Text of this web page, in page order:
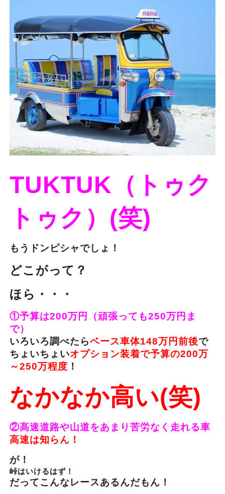
TUKTUK（トゥク
トゥク）(笑)
もうドンピシャでしょ！
どこがって？
ほら・・・
①予算は200万円（頑張っても250万円ま
で）
いろいろ調べたらベース車体148万円前後で
ちょいちょいオプション装着で予算の200万
～250万程度 ！
なかなか高い(笑)
②高速道路や山道をあまり苦労なく走れる車
高速は知らん！
が！
峠はいけるはず！
だってこんなレースあるんだもん！